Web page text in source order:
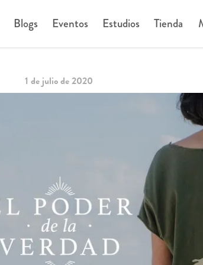
Blogs Eventos Estudios Tienda
1 de julio de 2020